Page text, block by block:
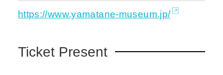
https://www.yamatane-museum.jp/
Ticket Present